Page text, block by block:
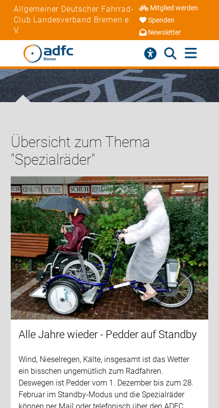
Allgemeiner Deutscher Fahrrad-
Club Landesverband Bremen e.
V.
Mitglied werden
Spenden
Newsletter
Übersicht zum Thema
"Spezialräder"
Alle Jahre wieder - Pedder auf Standby
Wind, Nieselregen, Kälte, insgesamt ist das Wetter
ein bisschen ungemütlich zum Radfahren.
Deswegen ist Pedder vom 1. Dezember bis zum 28.
Februar im Standby-Modus und die Spezialräder